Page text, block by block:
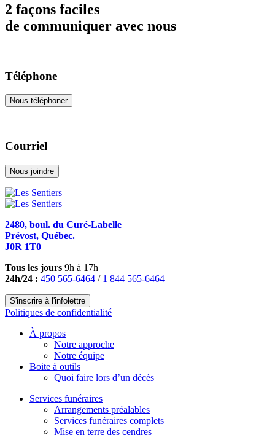
2 façons faciles
de communiquer avec nous
Téléphone
Nous téléphoner
Courriel
Nous joindre
2480, boul. du Curé-Labelle
Prévost, Québec.
J0R 1T0
Tous les jours 9h à 17h
24h/24 : 450 565-6464 / 1 844 565-6464
S'inscrire à l'infolettre
Politiques de confidentialité
À propos
Notre approche
Notre équipe
Boite à outils
Quoi faire lors d’un décès
Services funéraires
Arrangements préalables
Services funéraires complets
Mise en terre des cendres